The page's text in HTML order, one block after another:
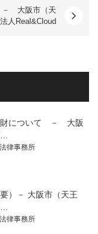
－ 大阪市（天
人Real&Cloud
財について － 大阪
…
律事務所
）－ 大阪市（天王
…
律事務所